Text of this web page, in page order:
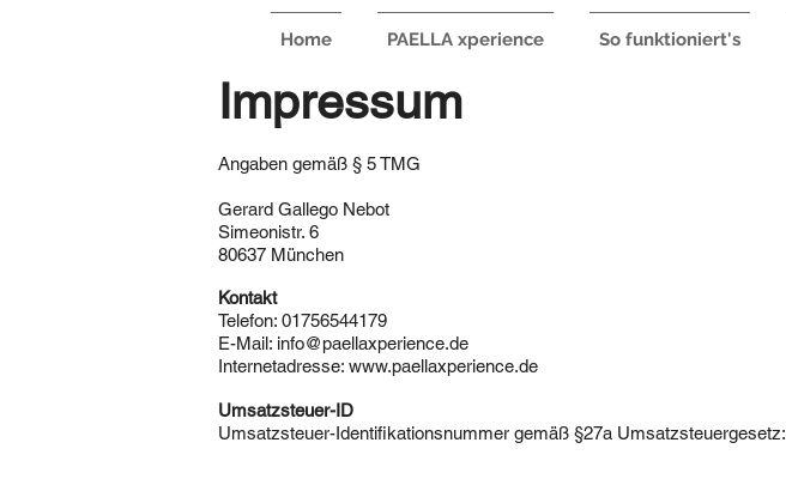
Home PAELLA xperience So funktioniert's
Impressum
Angaben gemäß § 5 TMG
Gerard Gallego Nebot
Simeonistr. 6
80637 München
Kontakt
Telefon: 01756544179
E-Mail: info@paellaxperience.de
Internetadresse: www.paellaxperience.de
Umsatzsteuer-ID
Umsatzsteuer-Identifikationsnummer gemäß §27a Umsatzsteuergesetz: